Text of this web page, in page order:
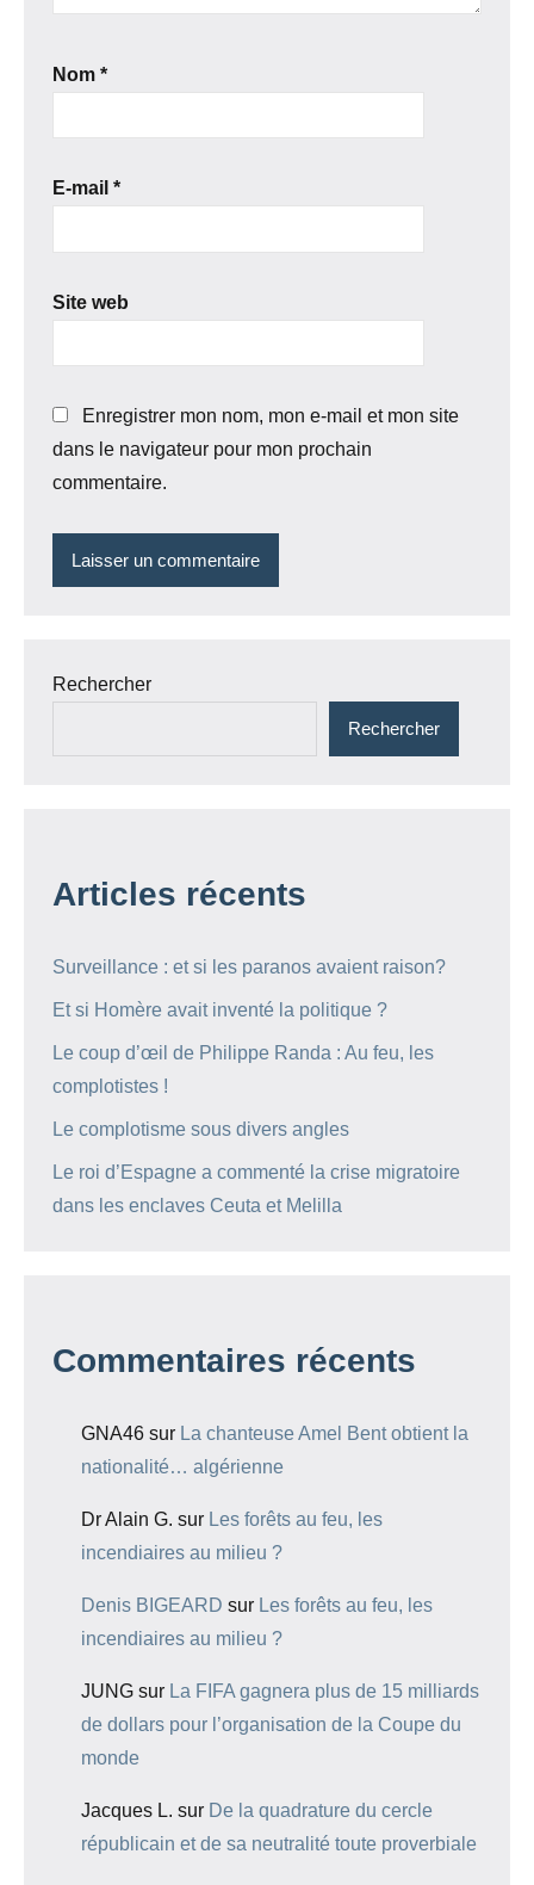
Nom *
E-mail *
Site web
Enregistrer mon nom, mon e-mail et mon site
dans le navigateur pour mon prochain
commentaire.
Rechercher
Rechercher
Articles récents
Surveillance : et si les paranos avaient raison?
Et si Homère avait inventé la politique ?
Le coup d’œil de Philippe Randa : Au feu, les
complotistes !
Le complotisme sous divers angles
Le roi d’Espagne a commenté la crise migratoire
dans les enclaves Ceuta et Melilla
Commentaires récents
GNA46 sur La chanteuse Amel Bent obtient la
nationalité… algérienne
Dr Alain G. sur Les forêts au feu, les
incendiaires au milieu ?
Denis BIGEARD sur Les forêts au feu, les
incendiaires au milieu ?
JUNG sur La FIFA gagnera plus de 15 milliards
de dollars pour l’organisation de la Coupe du
monde
Jacques L. sur De la quadrature du cercle
républicain et de sa neutralité toute proverbiale